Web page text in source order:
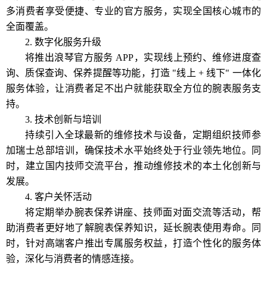
多消费者享受便捷、专业的官方服务，实现全国核心城市的
全面覆盖。
2. 数字化服务升级
将推出浪琴官方服务 APP，实现线上预约、维修进度查
询、质保查询、保养提醒等功能，打造 "线上 + 线下" 一体化
服务体验，让消费者足不出户就能获取全方位的腕表服务支
持。
3. 技术创新与培训
持续引入全球最新的维修技术与设备，定期组织技师参
加瑞士总部培训，确保技术水平始终处于行业领先地位。同
时，建立国内技师交流平台，推动维修技术的本土化创新与
发展。
4. 客户关怀活动
将定期举办腕表保养讲座、技师面对面交流等活动，帮
助消费者更好地了解腕表保养知识，延长腕表使用寿命。同
时，针对高端客户推出专属服务权益，打造个性化的服务体
验，深化与消费者的情感连接。